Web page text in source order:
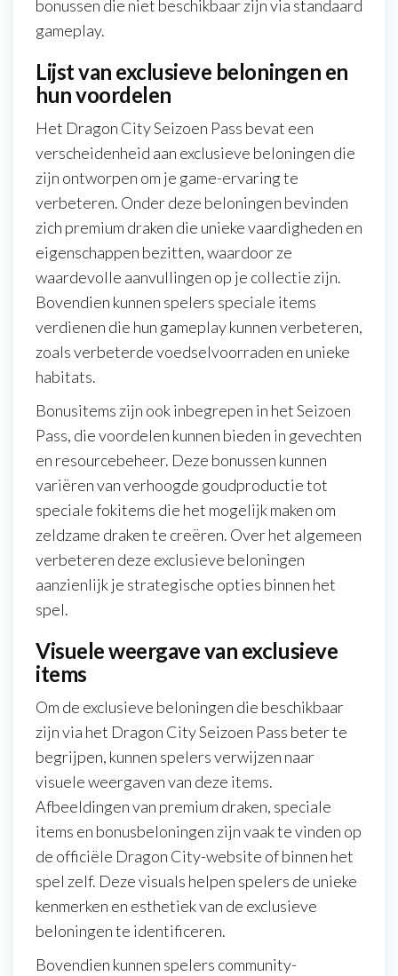
bonussen die niet beschikbaar zijn via standaard
gameplay.
Lijst van exclusieve beloningen en
hun voordelen
Het Dragon City Seizoen Pass bevat een
verscheidenheid aan exclusieve beloningen die
zijn ontworpen om je game-ervaring te
verbeteren. Onder deze beloningen bevinden
zich premium draken die unieke vaardigheden en
eigenschappen bezitten, waardoor ze
waardevolle aanvullingen op je collectie zijn.
Bovendien kunnen spelers speciale items
verdienen die hun gameplay kunnen verbeteren,
zoals verbeterde voedselvoorraden en unieke
habitats.
Bonusitems zijn ook inbegrepen in het Seizoen
Pass, die voordelen kunnen bieden in gevechten
en resourcebeheer. Deze bonussen kunnen
variëren van verhoogde goudproductie tot
speciale fokitems die het mogelijk maken om
zeldzame draken te creëren. Over het algemeen
verbeteren deze exclusieve beloningen
aanzienlijk je strategische opties binnen het
spel.
Visuele weergave van exclusieve
items
Om de exclusieve beloningen die beschikbaar
zijn via het Dragon City Seizoen Pass beter te
begrijpen, kunnen spelers verwijzen naar
visuele weergaven van deze items.
Afbeeldingen van premium draken, speciale
items en bonusbeloningen zijn vaak te vinden op
de officiële Dragon City-website of binnen het
spel zelf. Deze visuals helpen spelers de unieke
kenmerken en esthetiek van de exclusieve
beloningen te identificeren.
Bovendien kunnen spelers community-